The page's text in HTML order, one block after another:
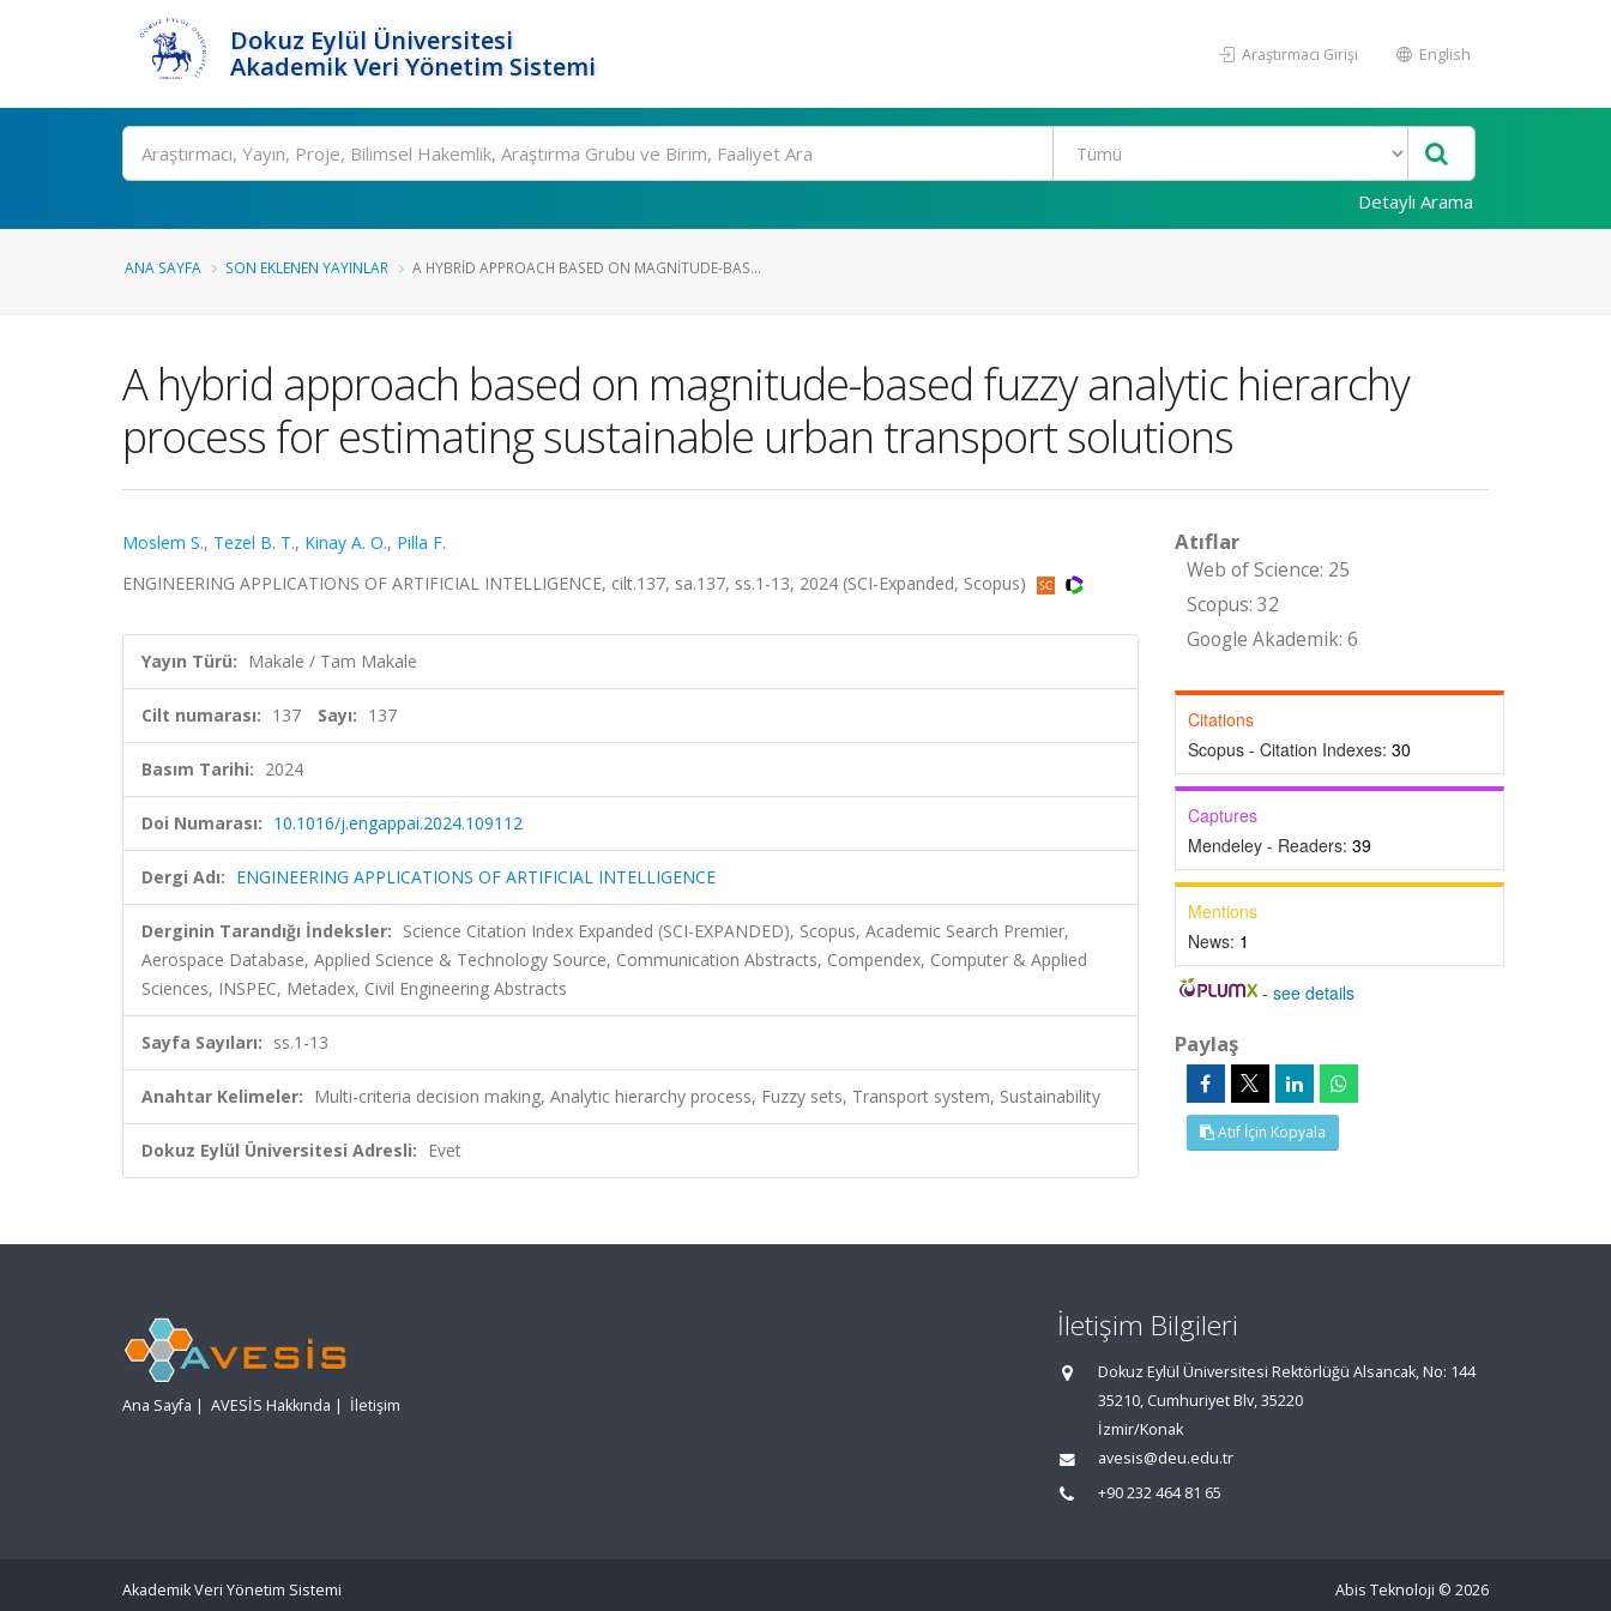
Dokuz Eylül Üniversitesi
Akademik Veri Yönetim Sistemi
Araştırmacı Girişi English
Ara
Detaylı Arama
ANA SAYFA SON EKLENEN YAYINLAR A HYBRID APPROACH BASED ON MAGNITUDE-BAS...
A hybrid approach based on magnitude-based fuzzy analytic hierarchy
process for estimating sustainable urban transport solutions
Moslem S., Tezel B. T., Kinay A. O., Pilla F.
ENGINEERING APPLICATIONS OF ARTIFICIAL INTELLIGENCE, cilt.137, sa.137, ss.1-13, 2024 (SCI-Expanded, Scopus)
Yayın Türü: Makale / Tam Makale
Cilt numarası: 137 Sayı: 137
Basım Tarihi: 2024
Doi Numarası: 10.1016/j.engappai.2024.109112
Dergi Adı: ENGINEERING APPLICATIONS OF ARTIFICIAL INTELLIGENCE
Derginin Tarandığı İndeksler: Science Citation Index Expanded (SCI-EXPANDED), Scopus, Academic Search Premier,
Aerospace Database, Applied Science & Technology Source, Communication Abstracts, Compendex, Computer & Applied
Sciences, INSPEC, Metadex, Civil Engineering Abstracts
Sayfa Sayıları: ss.1-13
Anahtar Kelimeler: Multi-criteria decision making, Analytic hierarchy process, Fuzzy sets, Transport system, Sustainability
Dokuz Eylül Üniversitesi Adresli: Evet
Atıflar
Web of Science: 25
Scopus: 32
Google Akademik: 6
Citations
Scopus - Citation Indexes: 30
Captures
Mendeley - Readers: 39
Mentions
News: 1
-see details
Paylaş
Atıf İçin Kopyala
Ana Sayfa | AVESİS Hakkında | İletişim
İletişim Bilgileri
Dokuz Eylül Üniversitesi Rektörlüğü Alsancak, No: 144
35210, Cumhuriyet Blv, 35220
İzmir/Konak
avesis@deu.edu.tr
+90 232 464 81 65
Akademik Veri Yönetim Sistemi Abis Teknoloji © 2026